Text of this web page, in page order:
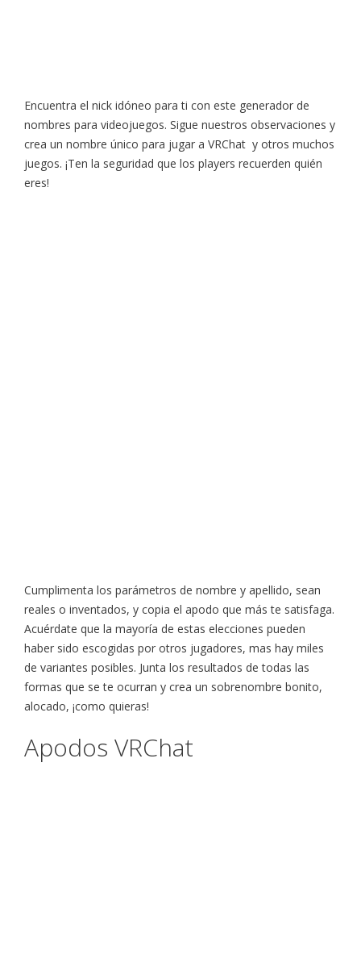
Encuentra el nick idóneo para ti con este generador de
nombres para videojuegos. Sigue nuestros observaciones y
crea un nombre único para jugar a VRChat y otros muchos
juegos. ¡Ten la seguridad que los players recuerden quién
eres!
Cumplimenta los parámetros de nombre y apellido, sean
reales o inventados, y copia el apodo que más te satisfaga.
Acuérdate que la mayoría de estas elecciones pueden
haber sido escogidas por otros jugadores, mas hay miles
de variantes posibles. Junta los resultados de todas las
formas que se te ocurran y crea un sobrenombre bonito,
alocado, ¡como quieras!
Apodos VRChat